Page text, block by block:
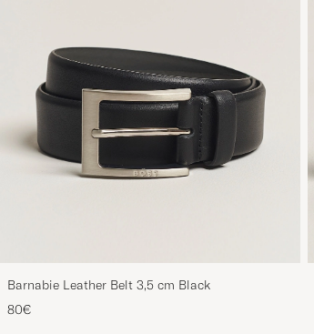
Barnabie Leather Belt 3,5 cm Black
80€